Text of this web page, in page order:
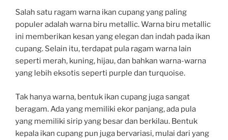
Salah satu ragam warna ikan cupang yang paling
populer adalah warna biru metallic. Warna biru metallic
ini memberikan kesan yang elegan dan indah pada ikan
cupang. Selain itu, terdapat pula ragam warna lain
seperti merah, kuning, hijau, dan bahkan warna-warna
yang lebih eksotis seperti purple dan turquoise.
Tak hanya warna, bentuk ikan cupang juga sangat
beragam. Ada yang memiliki ekor panjang, ada pula
yang memiliki sirip yang besar dan berkilau. Bentuk
kepala ikan cupang pun juga bervariasi, mulai dari yang